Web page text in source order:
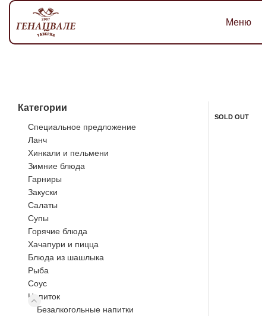
Меню
SOLD OUT
Категории
Специальное предложение
Ланч
Хинкали и пельмени
Зимние блюда
Гарниры
Закуски
Салаты
Супы
Горячие блюда
Хачапури и пицца
Блюда из шашлыка
Рыба
Соус
Напиток
Безалкогольные напитки